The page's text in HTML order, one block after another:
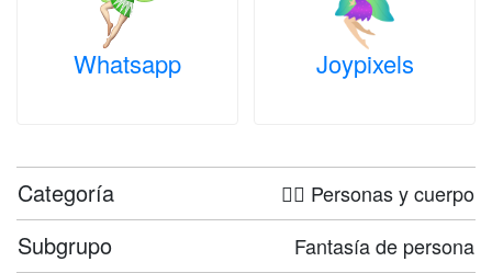
Whatsapp Joypixels
Categoría 🤦‍♀️ Personas y cuerpo
Subgrupo Fantasía de persona